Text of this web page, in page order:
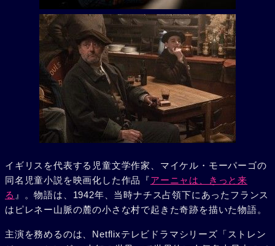
イギリスを代表する児童文学作家、マイケル・モーパーゴの
同名児童小説を映画化した作品『アーニャは、きっと来
る 』。物語は、1942年、当時ナチス占領下にあったフランス
はピレネー山脈の麓の小さな村で起きた奇跡を描いた物語。
主演を務めるのは、Netflixテレビドラマシリーズ「ストレン